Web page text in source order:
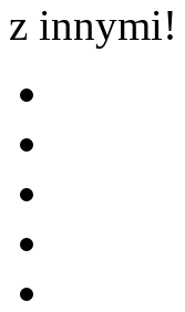
z innymi!